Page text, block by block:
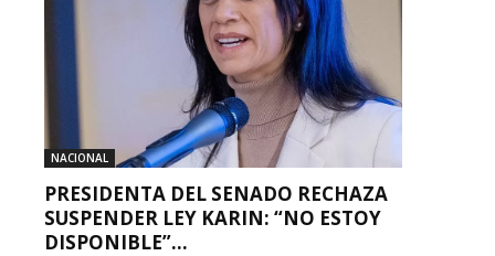
NACIONAL
PRESIDENTA DEL SENADO RECHAZA
SUSPENDER LEY KARIN: “NO ESTOY
DISPONIBLE”...